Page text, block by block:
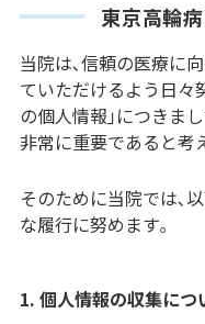
東京高輪
当院は､信頼の医療に
ていただけるよう日々
の個人情報｣につきま
非常に重要であると考
そのために当院では､
な履行に努めます｡
1. 個人情報の収集につ